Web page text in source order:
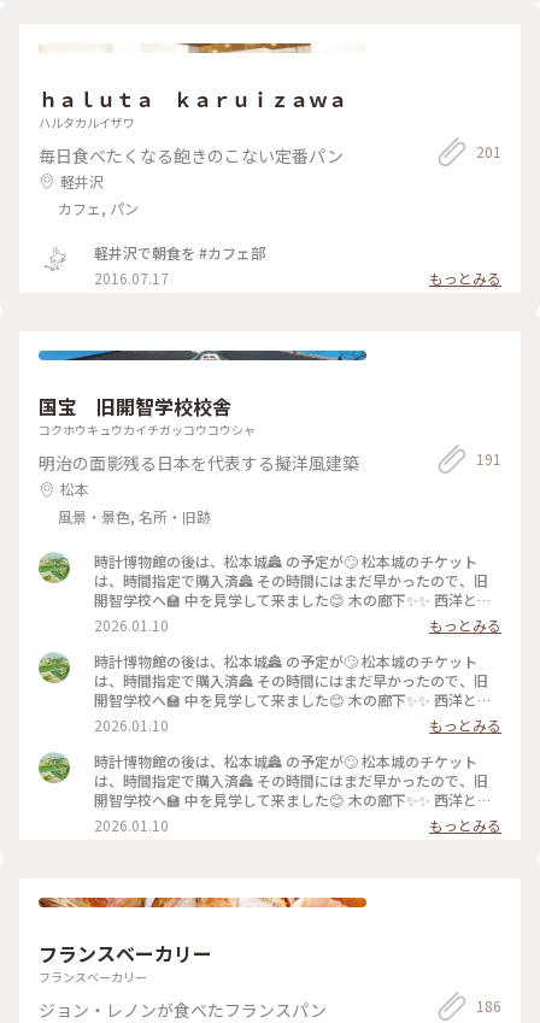
し #長野 #軽井沢 #ことりっぷ旅2024
ｈａｌｕｔａ ｋａｒｕｉｚａｗａ
ハルタカルイザワ
毎日食べたくなる飽きのこない定番パン
軽井沢
カフェ, パン
201
軽井沢で朝食を #カフェ部
2016.07.17
もっとみる
国宝 旧開智学校校舎
コクホウキュウカイチガッコウコウシャ
明治の面影残る日本を代表する擬洋風建築
松本
風景・景色, 名所・旧跡
191
時計博物館の後は、松本城🏯 の予定が🙄 松本城のチケット
は、時間指定で購入済🏯 その時間にはまだ早かったので、旧
開智学校へ🏫 中を見学して来ました😊 木の廊下✨✨ 西洋と日
本を組み合わせた建物✨✨ 建物も展示物も素敵だった✨ 昔の教
科書とかも展示してあって😄 あっ！私って結構年はいってる
から😅 懐かしい✨✨って思う教科書も有りました😊 来て良か
った☺️ 実は趣味の1つにコスプレもやってる私😁(あっ!!変なコ
スプレじゃ無いですよ💦男装とか、アニメやゲームのキャラの
コスプレです) ロケしたい🥺✨✨なんて思っちゃいました😊 松
本城から、それほど遠くないので😄 松本に来たらオススメの
観光スポットかも😊 あっ！ここも国宝なんだね😳
2026.01.10
もっとみる
時計博物館の後は、松本城🏯 の予定が🙄 松本城のチケット
は、時間指定で購入済🏯 その時間にはまだ早かったので、旧
開智学校へ🏫 中を見学して来ました😊 木の廊下✨✨ 西洋と日
本を組み合わせた建物✨✨ 建物も展示物も素敵だった✨ 昔の教
科書とかも展示してあって😄 あっ！私って結構年はいってる
から😅 懐かしい✨✨って思う教科書も有りました😊 来て良か
った☺️ 実は趣味の1つにコスプレもやってる私😁(あっ!!変なコ
スプレじゃ無いですよ💦男装とか、アニメやゲームのキャラの
コスプレです) ロケしたい🥺✨✨なんて思っちゃいました😊 松
本城から、それほど遠くないので😄 松本に来たらオススメの
2026.01.10
もっとみる
時計博物館の後は、松本城🏯 の予定が🙄 松本城のチケット
は、時間指定で購入済🏯 その時間にはまだ早かったので、旧
開智学校へ🏫 中を見学して来ました😊 木の廊下✨✨ 西洋と日
本を組み合わせた建物✨✨ 建物も展示物も素敵だった✨ 昔の教
科書とかも展示してあって😄 あっ！私って結構年はいってる
スプレじゃ無いですよ💦男装とか、アニメやゲームのキャラの
2026.01.10 もっとみる
フランスベーカリー
フランスベーカリー
ジョン・レノンが食べたフランスパン 186